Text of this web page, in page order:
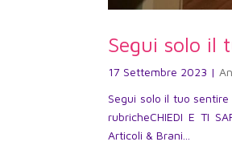
Segui solo il
17 Settembre 2023 |
Segui solo il tuo
rubricheCHIEDI E TI
Articoli & Brani...